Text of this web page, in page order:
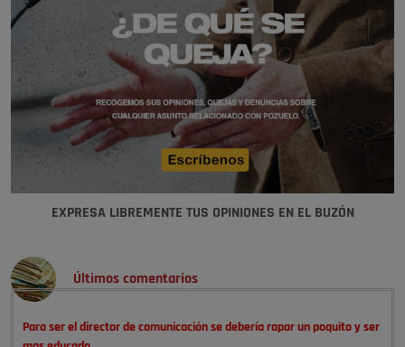
EXPRESA LIBREMENTE TUS OPINIONES EN EL BUZÓN
Últimos comentarios
Para ser el director de comunicación se debería rapar un poquito y ser